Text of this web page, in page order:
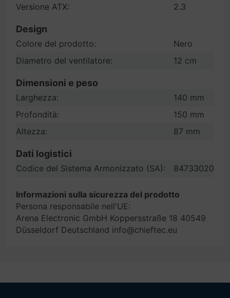
Versione ATX: 2.3
Design
Colore del prodotto:
Nero
Diametro del ventilatore:
12 cm
Dimensioni e peso
Larghezza:
140 mm
Profondità:
150 mm
Altezza:
87 mm
Dati logistici
Codice del Sistema Armonizzato (SA): 84733020
Informazioni sulla sicurezza del prodotto
Persona responsabile nell'UE:
Arena Electronic GmbH Koppersstraße 18 40549
Düsseldorf Deutschland info@chieftec.eu